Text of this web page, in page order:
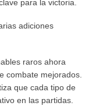
para la victoria.
adiciones
raros ahora
combate mejorados.
que cada tipo de
en las partidas.